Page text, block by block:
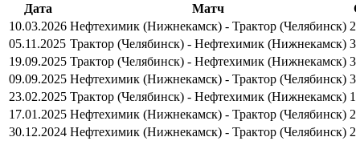
Дата Матч
10.03.2026 Нефтехимик (Нижнекамск) - Трактор (Челябинск)
05.11.2025 Трактор (Челябинск) - Нефтехимик (Нижнекамск)
19.09.2025 Трактор (Челябинск) - Нефтехимик (Нижнекамск)
09.09.2025 Нефтехимик (Нижнекамск) - Трактор (Челябинск)
23.02.2025 Трактор (Челябинск) - Нефтехимик (Нижнекамск)
17.01.2025 Нефтехимик (Нижнекамск) - Трактор (Челябинск)
30.12.2024 Нефтехимик (Нижнекамск) - Трактор (Челябинск)